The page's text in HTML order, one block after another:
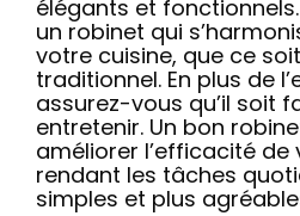
élégants et
un robinet qui
votre cuisine, que ce
traditionnel. En plus de
assurez-vous qu’il soit
entretenir. Un bon
améliorer l’efficacité de
rendant les tâches
simples et plus